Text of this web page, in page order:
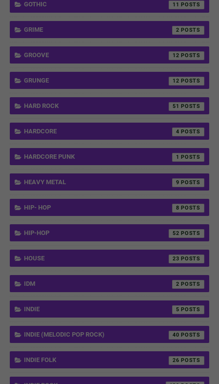
GOTHIC 11
GRIME 2
GROOVE 12
GRUNGE 12
HARD ROCK 51
HARDCORE 4
HARDCORE PUNK 1
HEAVY METAL 9
HIP- HOP 8
HIP-HOP 52
HOUSE 23
IDM 2
INDIE 5
INDIE (MELODIC POP ROCK) 40
INDIE FOLK 26